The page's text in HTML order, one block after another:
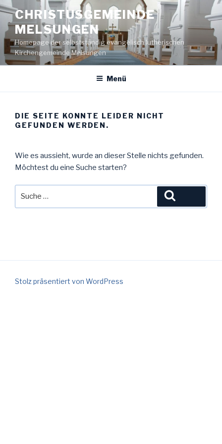
Zum
Inhalt
springen
CHRISTUSGEMEINDE
MELSUNGEN
Homepage der selbstständig evangelisch lutherischen
Kirchengemeinde Melsungen
Menü
DIE SEITE KONNTE LEIDER NICHT
GEFUNDEN WERDEN.
Wie es aussieht, wurde an dieser Stelle nichts gefunden.
Möchtest du eine Suche starten?
Stolz präsentiert von WordPress